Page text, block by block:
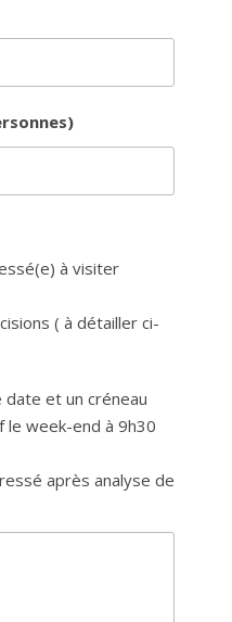
à visiter
( à détailler ci-
date et un créneau
le week-end à 9h30
après analyse de